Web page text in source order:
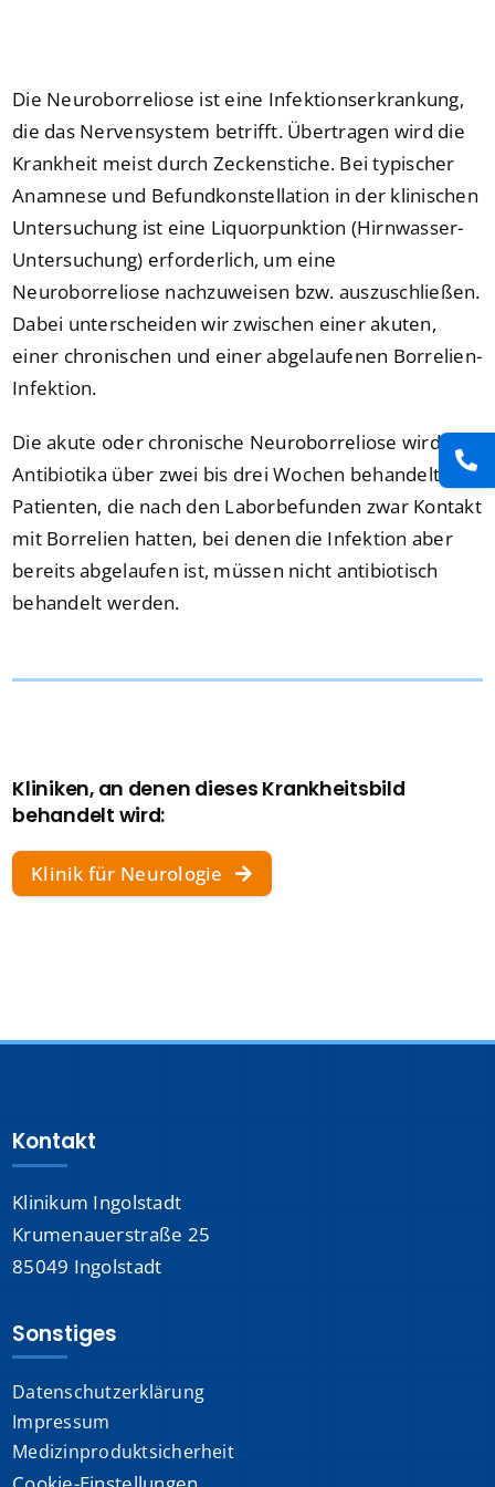
Kontakt
Karriere
Suche
nach:
Die Neuroborreliose ist eine Infektionserkrankung,
die das Nervensystem betrifft. Übertragen wird die
Krankheit meist durch Zeckenstiche. Bei typischer
Anamnese und Befundkonstellation in der klinischen
Untersuchung ist eine Liquorpunktion (Hirnwasser-
Untersuchung) erforderlich, um eine
Neuroborreliose nachzuweisen bzw. auszuschließen.
Dabei unterscheiden wir zwischen einer akuten,
einer chronischen und einer abgelaufenen Borrelien-
Infektion.
Die akute oder chronische Neuroborreliose wird mit
Antibiotika über zwei bis drei Wochen behandelt.
Patienten, die nach den Laborbefunden zwar Kontakt
mit Borrelien hatten, bei denen die Infektion aber
bereits abgelaufen ist, müssen nicht antibiotisch
behandelt werden.
Kliniken, an denen dieses Krankheitsbild
behandelt wird:
Klinik für Neurologie
Kontakt
Klinikum Ingolstadt
Krumenauerstraße 25
85049 Ingolstadt
Sonstiges
Datenschutzerklärung
Impressum
Medizinproduktsicherheit